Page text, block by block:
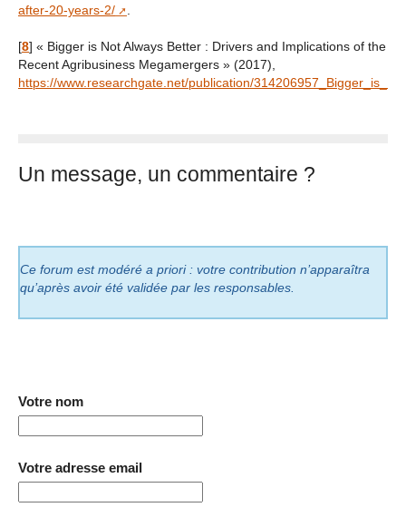
after-20-years-2/
[8] « Bigger is Not Always Better : Drivers and Implications of the
Recent Agribusiness Megamergers » (2017),
https://www.researchgate.net/publication/
Un message, un commentaire ?
Ce forum est modéré a priori : votre contribution n’apparaîtra
qu’après avoir été validée par les responsables.
Votre nom
Votre adresse email